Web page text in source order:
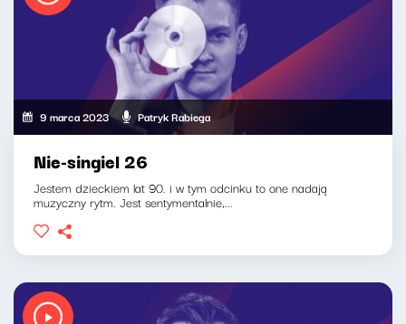
9 marca 2023 Patryk Rabiega
Nie-singiel 26
Jestem dzieckiem lat 90. i w tym odcinku to one nadają
muzyczny rytm. Jest sentymentalnie,...